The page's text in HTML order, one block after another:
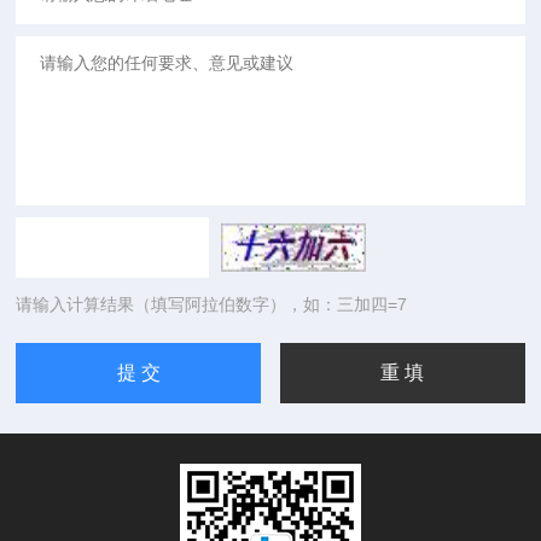
请输入计算结果（填写阿拉伯数字），如：三加四=7